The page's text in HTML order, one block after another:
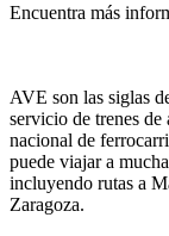
Encuentra más
AVE son las siglas
servicio de trenes
nacional de
puede viajar a
incluyendo rutas a
Zaragoza.